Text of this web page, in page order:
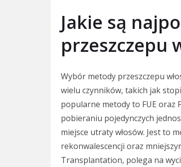
Jakie są
przeszczepu
Wybór metody przeszczepu
wielu czynników, takich jak
popularne metody to FUE oraz
pobieraniu pojedynczych
miejsce utraty włosów. Jest to
rekonwalescencji oraz
Transplantation, polega na